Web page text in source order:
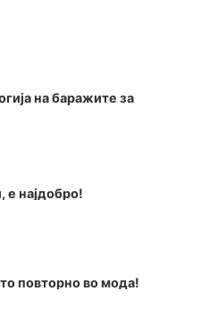
на баражите за
е најдобро!
повторно во мода!